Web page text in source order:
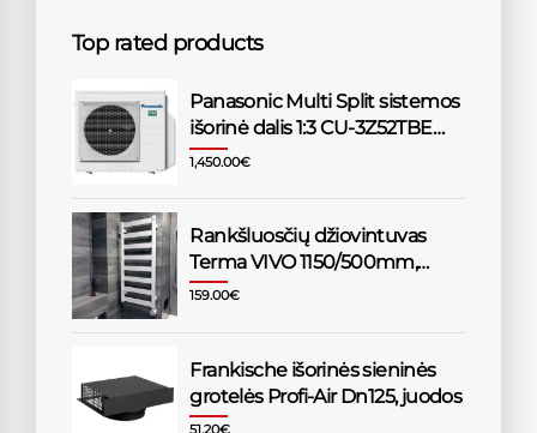
Top rated products
Panasonic Multi Split sistemos
išorinė dalis 1:3 CU-3Z52TBE
5,2/6,8kW
1,450.00€
Rankšluosčių džiovintuvas
Terma VIVO 1150/500mm,
baltas
159.00€
Frankische išorinės sieninės
grotelės Profi-Air Dn125, juodos
51.20€